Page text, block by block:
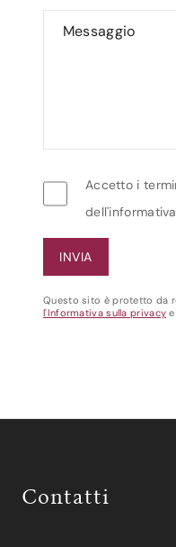
Accetto i
Questo sito è protetto da
l'Informativa sulla privacy
Contatti